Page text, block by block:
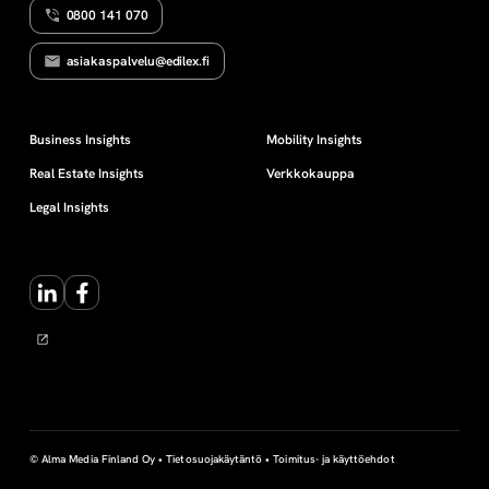
a
v
o
p
a
p
e
r
0800 141 070
asiakaspalvelu@edilex.fi
Business Insights
Real Estate Insights
Legal Insights
Mobility Insights
Verkkokauppa
LinkedInFacebook
© Alma Media Finland Oy •Tietosuojakäytäntö •Toimitus- ja käyttöehdot